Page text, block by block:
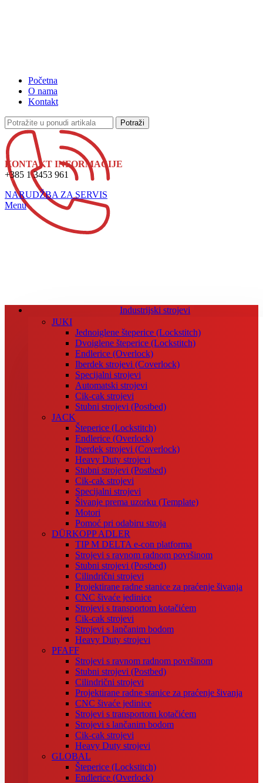
Početna
O nama
Kontakt
Potraži
KONTAKT INFORMACIJE
+385 1 3453 961
NARUDŽBA ZA SERVIS
Menu
Industrijski strojevi
JUKI
Jednoiglene šteperice (Lockstitch)
Dvoiglene šteperice (Lockstitch)
Endlerice (Overlock)
Iberdek strojevi (Coverlock)
Specijalni strojevi
Automatski strojevi
Cik-cak strojevi
Stubni strojevi (Postbed)
JACK
Šteperice (Lockstitch)
Endlerice (Overlock)
Iberdek strojevi (Coverlock)
Heavy Duty strojevi
Stubni strojevi (Postbed)
Cik-cak strojevi
Specijalni strojevi
Šivanje prema uzorku (Template)
Motori
Pomoć pri odabiru stroja
DÜRKOPP ADLER
TIP M DELTA e-con platforma
Strojevi s ravnom radnom površinom
Stubni strojevi (Postbed)
Cilindrični strojevi
Projektirane radne stanice za praćenje šivanja
CNC šivaće jedinice
Strojevi s transportom kotačićem
Cik-cak strojevi
Strojevi s lančanim bodom
Heavy Duty strojevi
PFAFF
Strojevi s ravnom radnom površinom
Stubni strojevi (Postbed)
Cilindrični strojevi
Projektirane radne stanice za praćenje šivanja
CNC šivaće jedinice
Strojevi s transportom kotačićem
Strojevi s lančanim bodom
Cik-cak strojevi
Heavy Duty strojevi
GLOBAL
Šteperice (Lockstitch)
Endlerice (Overlock)